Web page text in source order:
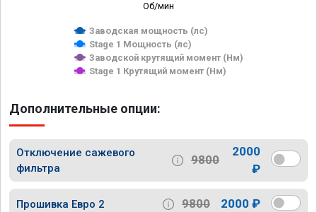
Об/мин
Заводская мощность (лс)
Stage 1 Мощность (лс)
Заводской крутящий момент (Нм)
Stage 1 Крутящий момент (Нм)
Дополнительные опции:
Отключение сажевого
фильтра
9800
2000
₽
Прошивка Евро 2 9800 2000 ₽